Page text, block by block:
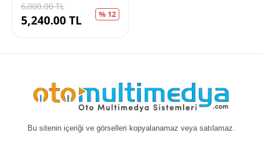
6,000.00TL
5,240.00TL % 12
Bu sitenin içeriği ve görselleri kopyalanamaz veya satılamaz.